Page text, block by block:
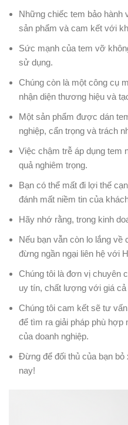
Những chiếc tem bảo hành
sản phẩm và cam kết với
Sức mạnh của tem vỡ
sử dụng.
Chúng còn là một công cụ
nhận diện thương hiệu và
Một sản phẩm được dán
nghiệp, cẩn trọng và trách
Việc chậm trễ áp dụng tem
quả nghiêm trọng.
Bạn có thể mất đi lợi thế
đánh mất niềm tin của
Hãy nhớ rằng, trong kinh
Nếu bạn vẫn còn lo lắng về
đừng ngần ngại liên hệ với
Chúng tôi là đơn vị chuyên
uy tín, chất lượng với giá cả
Chúng tôi cam kết sẽ tư
để tìm ra giải pháp phù hợp
của doanh nghiệp.
Đừng để đối thủ của bạn bỏ
nay!